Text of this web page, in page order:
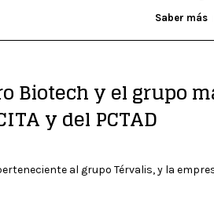
Saber más
Biotech y el grupo
y del PCTAD
al grupo Térvalis, y la